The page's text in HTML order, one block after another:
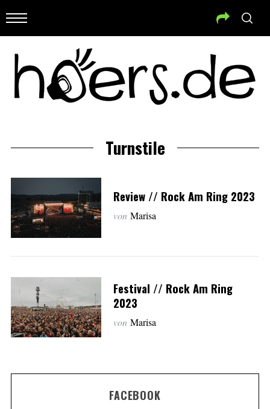
Turnstile
Review // Rock Am Ring 2023
von Marisa
Festival // Rock Am Ring
2023
von Marisa
FACEBOOK